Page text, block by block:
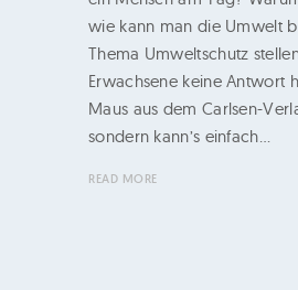
–
P
r
i
n
wie kann man die Umwelt
Thema Umweltschutz
Erwachsene keine Antwort
Maus aus dem Carlsen-
sondern kann’s einfach…
READ MORE